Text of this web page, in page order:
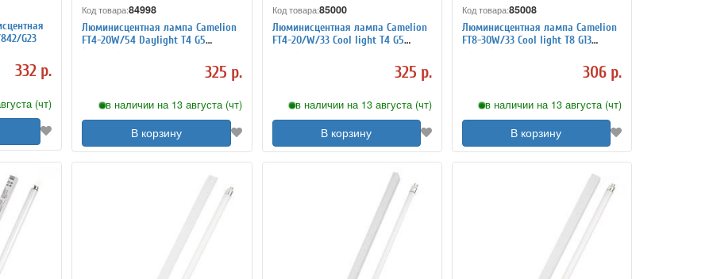
G23
332 р.
(чт)
Код товара:84998
Люминисцентная лампа Camelion
FT4-20W/54 Daylight T4 G5
(6500K)
325 р.
в наличии на 13 августа (чт)
В корзину
Код товара:85000
Люминисцентная лампа Camelion
FT4-20/W/33 Cool light T4 G5
(4200K)
325 р.
в наличии на 13 августа (чт)
В корзину
Код товара:85008
Люминисцентная лампа Camelion
FT8-30W/33 Cool light T8 G13
(4200K)
306 р.
в наличии на 13 августа (чт)
В корзину